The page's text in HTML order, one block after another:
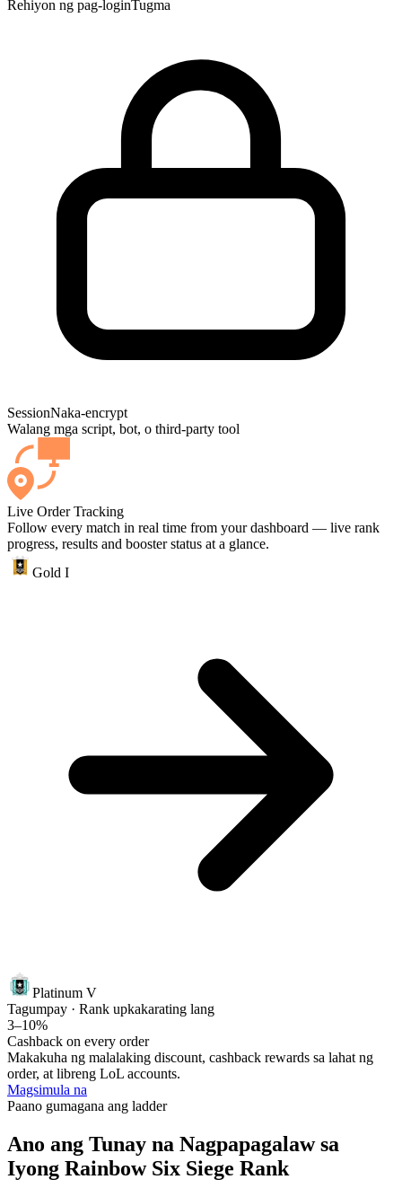
Rehiyon ng pag-loginTugma
SessionNaka-encrypt
Walang mga script, bot, o third-party tool
Live Order Tracking
Follow every match in real time from your dashboard — live rank
progress, results and booster status at a glance.
Gold I
Platinum V
Tagumpay · Rank upkakarating lang
3–10%
Cashback on every order
Makakuha ng malalaking discount, cashback rewards sa lahat ng
order, at libreng LoL accounts.
Magsimula na
Paano gumagana ang ladder
Ano ang Tunay na Nagpapagalaw sa
Iyong Rainbow Six Siege Rank